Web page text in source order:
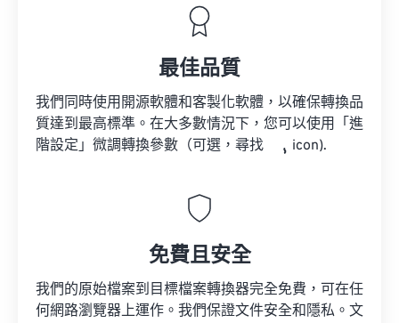
最佳品質
我們同時使用開源軟體和客製化軟體，以確保轉換品
質達到最高標準。在大多數情況下，您可以使用「進
階設定」微調轉換參數（可選，尋找
icon).
免費且安全
我們的原始檔案到目標檔案轉換器完全免費，可在任
何網路瀏覽器上運作。我們保證文件安全和隱私。文